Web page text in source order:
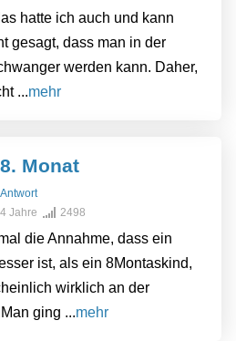
hatte ich auch und kann
gesagt, dass man in der
werden kann. Daher,
...mehr
Monat
Jahre 2498
die Annahme, dass ein
ist, als ein 8Montaskind,
wirklich an der
ging ...mehr